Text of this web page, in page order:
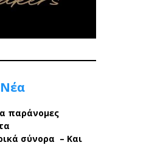
παράνομες
σύνορα – Και